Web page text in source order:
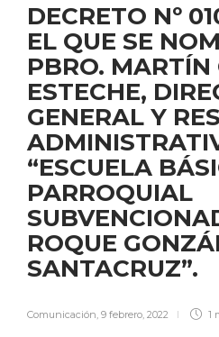
DECRETO Nº
EL QUE SE
PBRO. MARTÍN
ESTECHE,
GENERAL Y
“ESCUELA
PARROQUIAL
ROQUE
SANTACRUZ”.
Comunicación 9 febrero, 2022 1